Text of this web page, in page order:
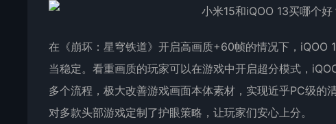
在《崩坏：星穹铁道》开启高画质+60帧的情况下，iQOO
当稳定。看重画质的玩家可以在游戏中开启超分模式，
多个流程，极大改善游戏画面本体素材，实现近乎PC级
对多款头部游戏定制了护眼策略，让玩家们安心上分。